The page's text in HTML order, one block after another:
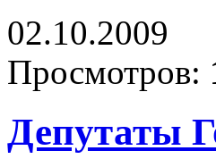
02.10.2009
Просмотров:
Депутаты